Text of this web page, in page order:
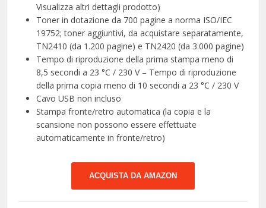
Visualizza altri dettagli prodotto)
Toner in dotazione da 700 pagine a norma ISO/IEC
19752; toner aggiuntivi, da acquistare separatamente,
TN2410 (da 1.200 pagine) e TN2420 (da 3.000 pagine)
Tempo di riproduzione della prima stampa meno di
8,5 secondi a 23 °C / 230 V – Tempo di riproduzione
della prima copia meno di 10 secondi a 23 °C / 230 V
Cavo USB non incluso
Stampa fronte/retro automatica (la copia e la
scansione non possono essere effettuate
automaticamente in fronte/retro)
ACQUISTA DA AMAZON